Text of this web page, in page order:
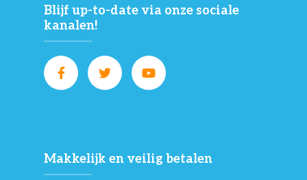
Blijf up-to-date via onze sociale
kanalen!
Makkelijk en veilig betalen